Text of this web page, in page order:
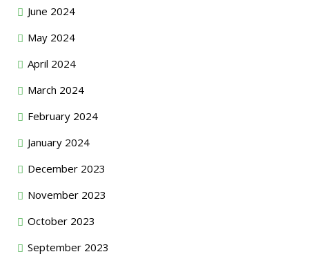
June 2024
May 2024
April 2024
March 2024
February 2024
January 2024
December 2023
November 2023
October 2023
September 2023